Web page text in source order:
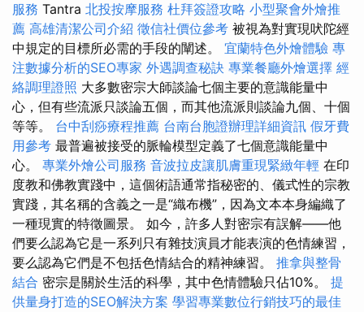
服務 Tantra 北投按摩服務 杜拜簽證攻略 小型聚會外燴推
薦 高雄清潔公司介紹 徵信社價位參考 被視為對實現吠陀經
中規定的目標所必需的手段的闡述。 宜蘭特色外燴體驗 專
注數據分析的SEO專家 外遇調查秘訣 專業餐廳外燴選擇 經
絡調理證照 大多數密宗大師談論七個主要的意識能量中
心，但有些流派只談論五個，而其他流派則談論九個、十個
等等。 台中刮痧療程推薦 台南台胞證辦理詳細資訊 假牙費
用參考 最普遍被接受的脈輪模型定義了七個意識能量中
心。 專業外燴公司服務 音波拉皮讓肌膚重現緊緻年輕 在印
度教和佛教實踐中，這個術語通常指秘密的、儀式性的宗教
實踐，其名稱的含義之一是“織布機”，因為文本本身編織了
一種現實的特徵圖景。 如今，許多人對密宗有誤解——他
們要么認為它是一系列只有雜技演員才能表演的色情練習，
要么認為它們是不包括色情結合的精神練習。 推拿與整骨
結合 密宗是關於生活的科學，其中色情體驗只佔10%。 提
供量身打造的SEO解決方案 學習專業數位行銷技巧的最佳